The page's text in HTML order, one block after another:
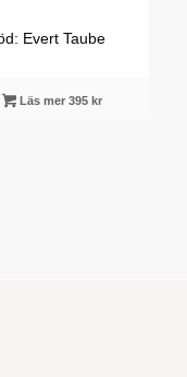
Evert Taube
Läs mer 395 kr